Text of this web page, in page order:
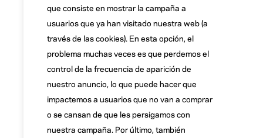
que consiste en mostrar la campaña a
usuarios que ya han visitado nuestra web (a
través de las cookies). En esta opción, el
problema muchas veces es que perdemos el
control de la frecuencia de aparición de
nuestro anuncio, lo que puede hacer que
impactemos a usuarios que no van a comprar
o se cansan de que les persigamos con
nuestra campaña. Por último, también